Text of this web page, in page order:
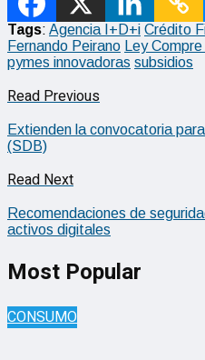
Tags: Agencia I+D+i Crédito
Fernando Peirano
Ley
pymes innovadoras subsidios
Read Previous
Extienden la convocatoria
(SDB)
Read Next
Recomendaciones de
activos digitales
Most Popular
CONSUMO